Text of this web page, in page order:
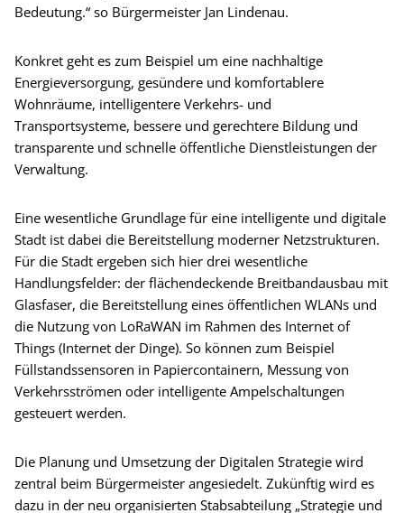
Bedeutung.“ so Bürgermeister Jan Lindenau.
Konkret geht es zum Beispiel um eine nachhaltige
Energieversorgung, gesündere und komfortablere
Wohnräume, intelligentere Verkehrs- und
Transportsysteme, bessere und gerechtere Bildung und
transparente und schnelle öffentliche Dienstleistungen der
Verwaltung.
Eine wesentliche Grundlage für eine intelligente und digitale
Stadt ist dabei die Bereitstellung moderner Netzstrukturen.
Für die Stadt ergeben sich hier drei wesentliche
Handlungsfelder: der flächendeckende Breitbandausbau mit
Glasfaser, die Bereitstellung eines öffentlichen WLANs und
die Nutzung von LoRaWAN im Rahmen des Internet of
Things (Internet der Dinge). So können zum Beispiel
Füllstandssensoren in Papiercontainern, Messung von
Verkehrsströmen oder intelligente Ampelschaltungen
gesteuert werden.
Die Planung und Umsetzung der Digitalen Strategie wird
zentral beim Bürgermeister angesiedelt. Zukünftig wird es
dazu in der neu organisierten Stabsabteilung „Strategie und